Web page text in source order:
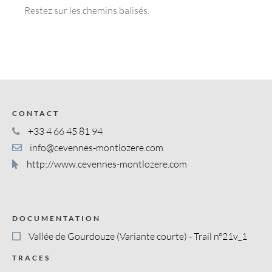
Restez sur les chemins balisés.
CONTACT
+33 4 66 45 81 94
info@cevennes-montlozere.com
http://www.cevennes-montlozere.com
DOCUMENTATION
Vallée de Gourdouze (Variante courte) - Trail n°21v_1
TRACES